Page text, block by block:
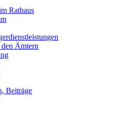
Rathaus
Ämtern
Beiträge